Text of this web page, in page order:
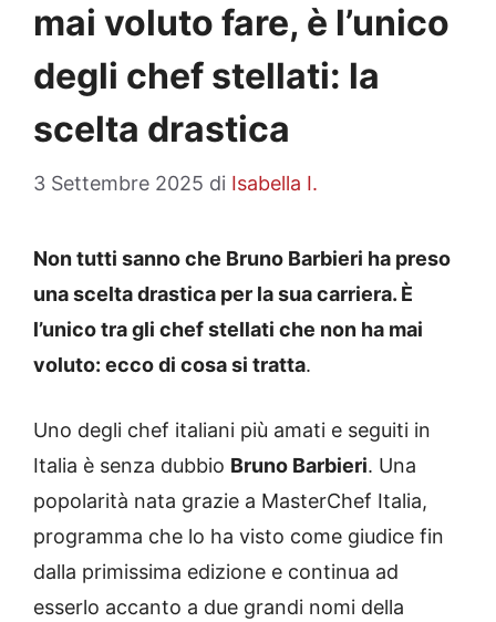
mai voluto fare, è l’unico
degli chef stellati: la
scelta drastica
3 Settembre 2025 di Isabella I.
Non tutti sanno che Bruno Barbieri ha preso
una scelta drastica per la sua carriera. È
l’unico tra gli chef stellati che non ha mai
voluto: ecco di cosa si tratta.
Uno degli chef italiani più amati e seguiti in
Italia è senza dubbio Bruno Barbieri. Una
popolarità nata grazie a MasterChef Italia,
programma che lo ha visto come giudice fin
dalla primissima edizione e continua ad
esserlo accanto a due grandi nomi della